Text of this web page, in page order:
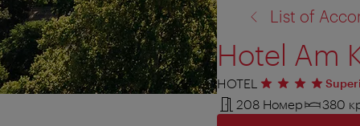
List of
Hotel Am
HOTEL 4 звезды
208 Номер
380